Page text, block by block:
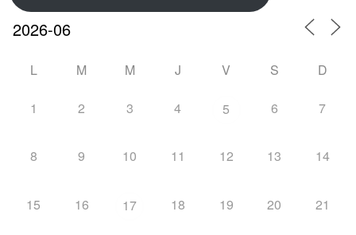
L M M J V S D
1 2 3 4 5 6 7
8 9 10 11 12 13 14
15 16 17 18 19 20 21